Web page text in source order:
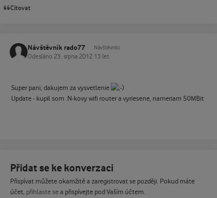
Citovat
Návštěvník rado77 Návštěvníci
Odesláno 23. srpna 2012 13 let
Super pani, dakujem za vysvetlenie
Update - kupil som .N-kovy wifi router a vyriesene, nameriam 50MBit
Přidat se ke konverzaci
Přispívat můžete okamžitě a zaregistrovat se později. Pokud máte
účet, přihlaste sea přispívejte pod Vaším účtem.